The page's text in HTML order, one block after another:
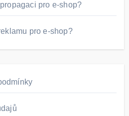
pro e-shop?
pro e-shop?